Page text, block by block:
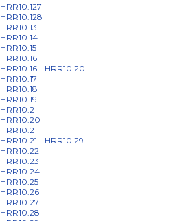
HRR10.127
HRR10.128
HRR10.13
HRR10.14
HRR10.15
HRR10.16
HRR10.16 - HRR10.20
HRR10.17
HRR10.18
HRR10.19
HRR10.2
HRR10.20
HRR10.21
HRR10.21 - HRR10.29
HRR10.22
HRR10.23
HRR10.24
HRR10.25
HRR10.26
HRR10.27
HRR10.28